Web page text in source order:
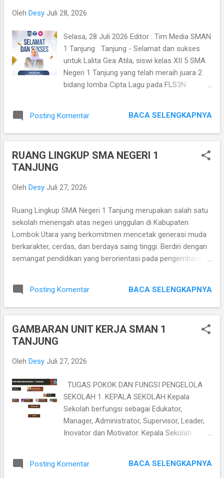
satu kontribusi penting bagi perolehan medali
terbesar tingkat Provinsi Nusa Tenggara
Barat Tahun 2026. Adapun 5 siswa SMAN 1
Tanjung yang tergabung dalam kontingen
PDBI Kabupaten Lombok Utara adalah
Khairunnisa Azzahra, Adinda Khoirillailiantifa
Oleh Desy Juli 28, 2026
Selasa, 28 Juli 2026 Editor : Tim Media SMAN
1 Tanjung Tanjung - Selamat dan sukses
untuk Lalita Gea Atila, siswi kelas XII 5 SMA
Negeri 1 Tanjung yang telah meraih juara 2
bidang lomba Cipta Lagu pada FLS3N
kerja keras, semangat, dan doa yang luar
biasa. Semoga menjadi motivasi untuk terus
tinggi lagi.
Posting Komentar BACA SELENGKAPNYA
RUANG LINGKUP SMA NEGERI 1
TANJUNG
Oleh Desy Juli 27, 2026
Ruang Lingkup SMA Negeri 1 Tanjung merupakan salah satu
sekolah menengah atas negeri unggulan di Kabupaten
Lombok Utara yang berkomitmen mencetak generasi muda
berkarakter, cerdas, dan berdaya saing tinggi. Berdiri dengan
semangat pendidikan yang berorientasi pada pengembangan
berinovasi dalam menghadirkan lingkungan belajar yang
kondusif dan inspiratif. 1. Visi dan Misi Sekolah · Visi
SMA Negeri 1 Tanjung adalah “Terwujudnya Insan Unggul
serta Pelayanan Prima yang Dilandasi Iman dan Takwa.” ·
Misi SMA Negeri 1 Tanjung: 1. Menumbuhkan
terhadap ajaran agama dan budaya bangsa 2.
Meningkatkan kualitas pembelajaran dan kualitas lulusan
peserta didik 3. ...
Posting Komentar BACA SELENGKAPNYA
GAMBARAN UNIT KERJA SMAN 1
TANJUNG
Oleh Desy Juli 27, 2026
TUGAS POKOK DAN FUNGSI PENGELOLA
SEKOLAH 1. KEPALA SEKOLAH Kepala
Sekolah berfungsi sebagai Edukator,
Manager, Administrator, Supervisor, Leader,
Inovator dan Motivator. Kepala Sekolah
Kepala Sekolah selaku manajer mempunyai
Posting Komentar BACA SELENGKAPNYA